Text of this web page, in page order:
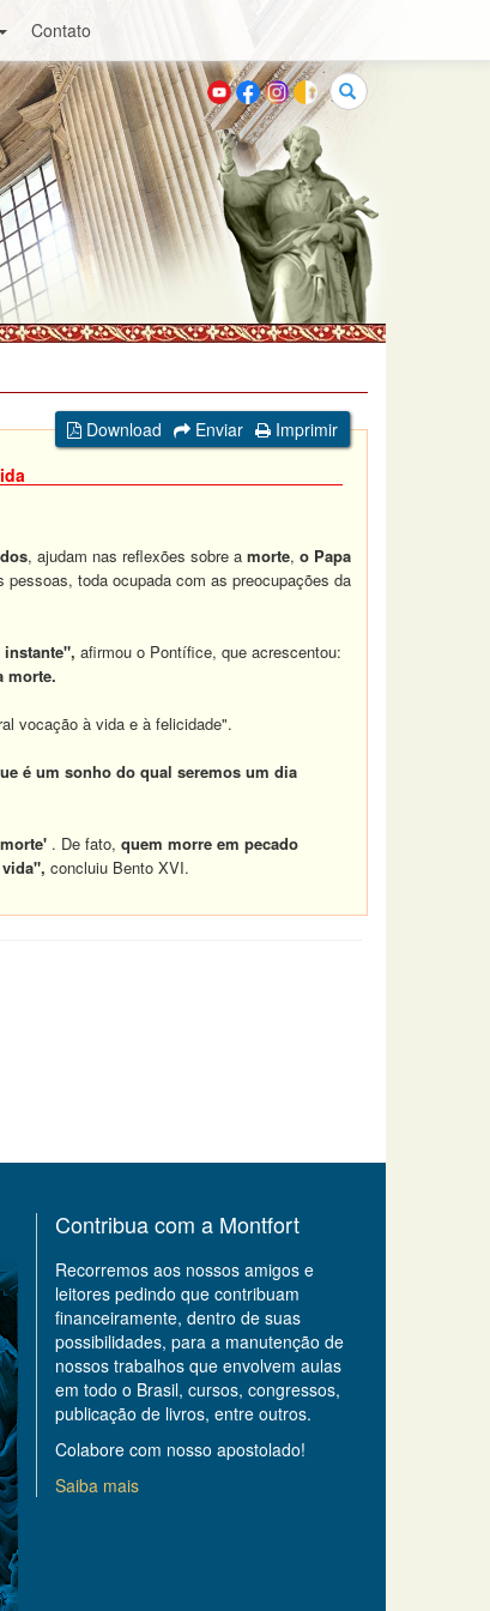
Contato
Buscar
Download Enviar
Imprimir
, ajudam nas reflexões sobre a morte, o Papa
toda ocupada com as preocupações da
afirmou o Pontífice, que acrescentou:
morte.
vocação à vida e à felicidade".
é um sonho do qual seremos um dia
. De fato, quem morre em pecado
concluiu Bento XVI.
Contribua com a Montfort
Recorremos aos nossos amigos e
leitores pedindo que contribuam
financeiramente, dentro de suas
possibilidades, para a manutenção de
nossos trabalhos que envolvem aulas
em todo o Brasil, cursos, congressos,
publicação de livros, entre outros.
Colabore com nosso apostolado!
Saiba mais